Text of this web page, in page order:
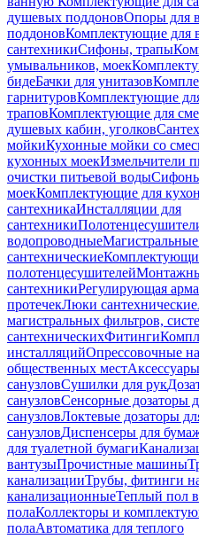
душевых поддоновОпоры для
поддоновКомплектующие для
сантехникиСифоны, трапы
умывальников, моек
бидеБачки для унитазов
гарнитуровКомплектующие
траповКомплектующие для
душевых кабин, уголков
мойкиКухонные мойки со
кухонных моекИзмельчители
очистки питьевой воды
моекКомплектующие для
сантехникаИнсталляции для
сантехники
водопроводные
сантехнические
полотенцесушителей
сантехникиРегулирующая
протечекЛюки сантехнические
магистральных фильтров,
сантехническихФитинги
инсталляцийОпрессовочные
общественных мест
санузловСушилки для рук
санузловСенсорные дозаторы
санузловЛоктевые дозаторы
санузловДиспенсеры для
для туалетной бумаги
вантузыПрочистные машины
канализацииТрубы, фитинги
канализационныеТеплый пол
полаКоллекторы и
полаАвтоматика для теплого